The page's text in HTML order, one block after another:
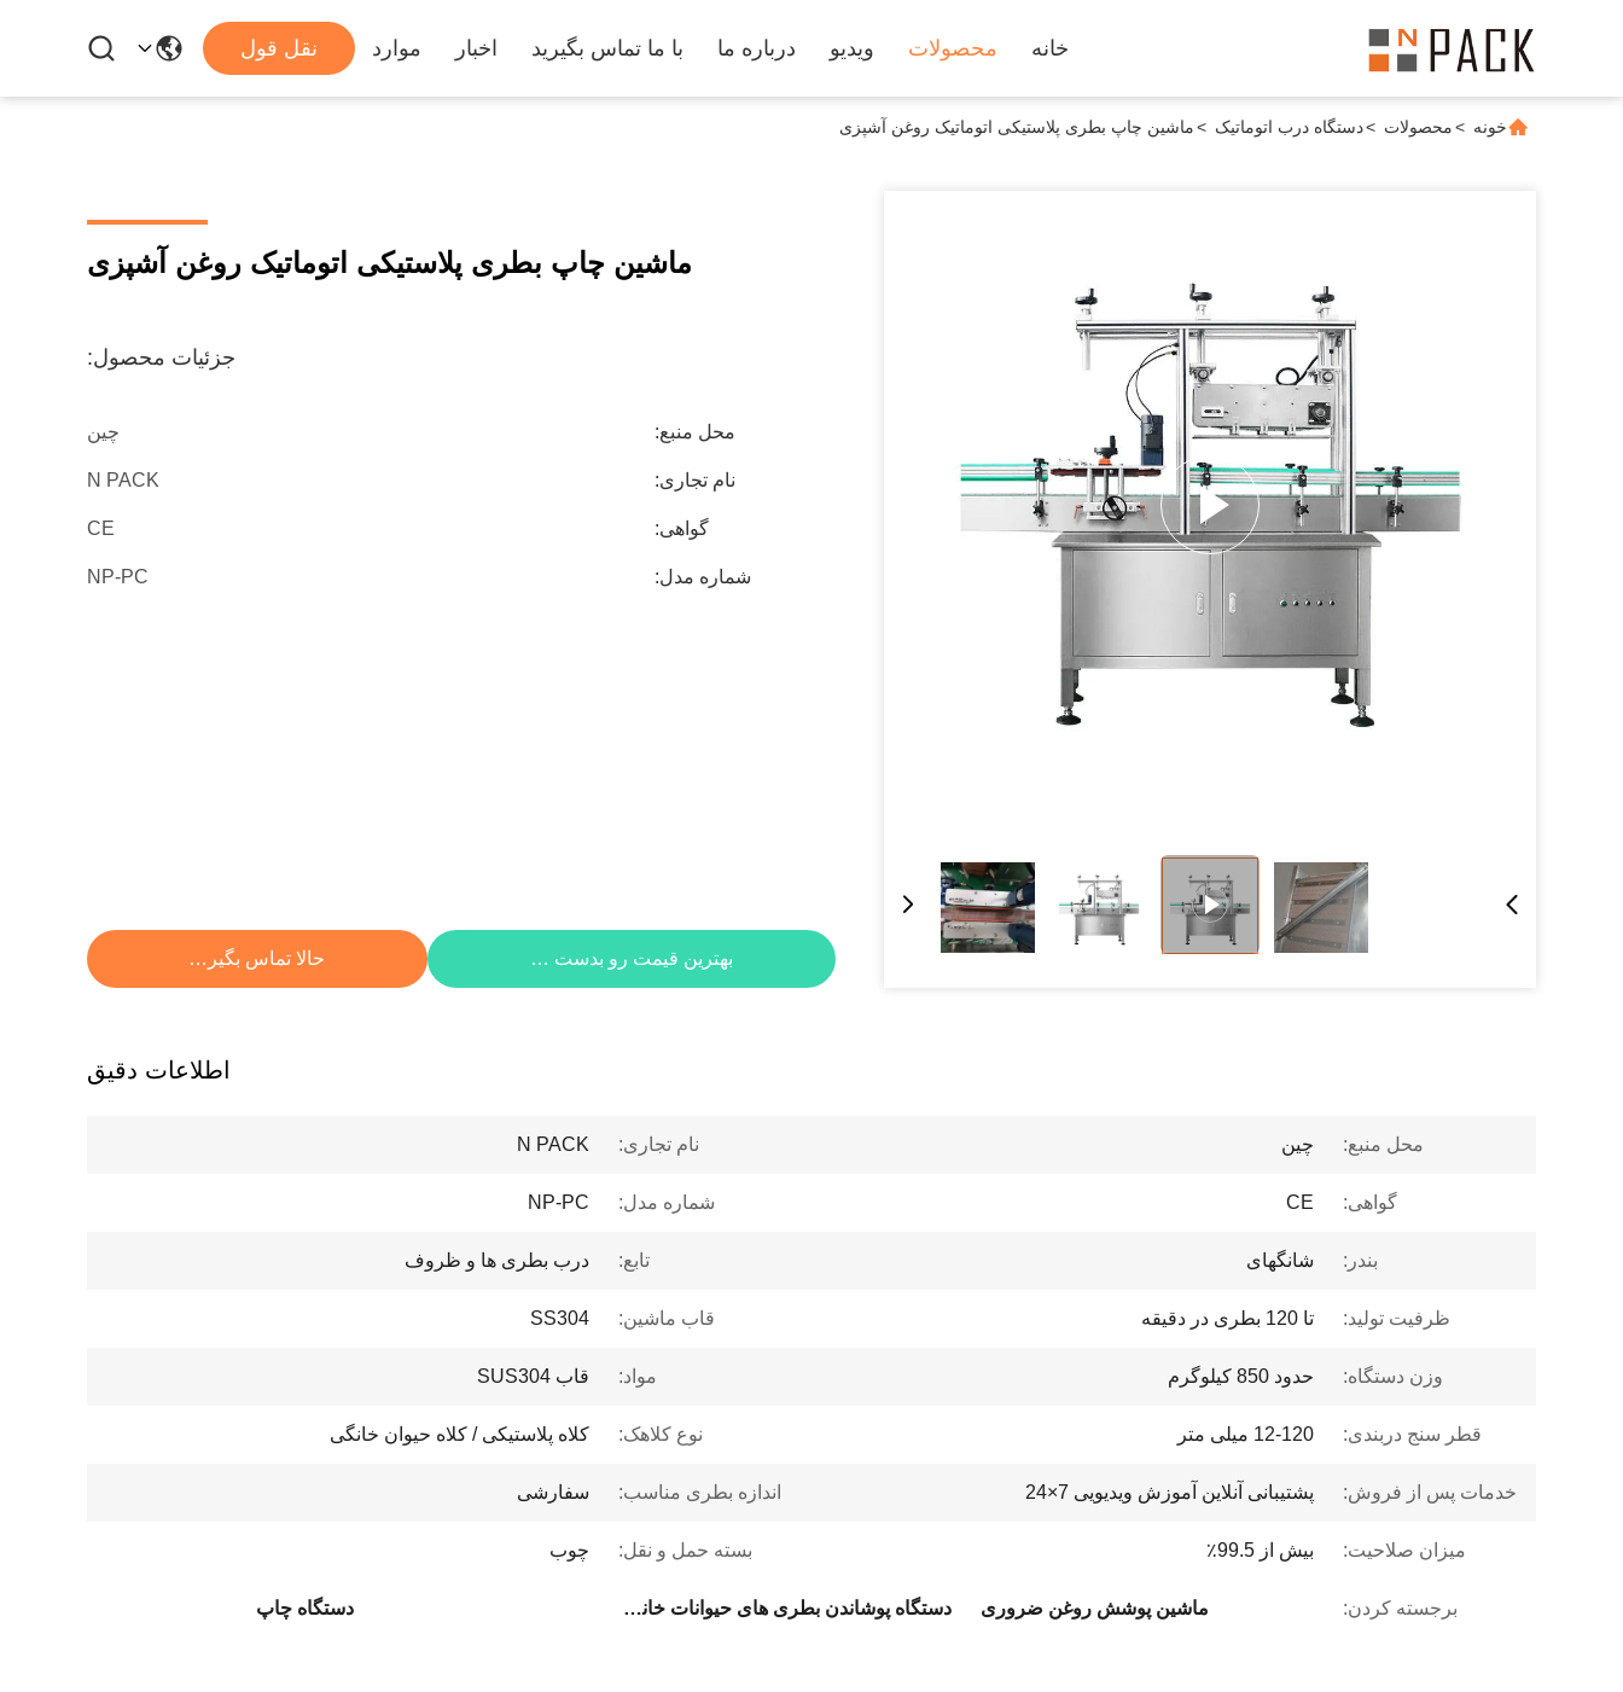
خانه محصولات ویدیو درباره ما با ما تماس بگیرید اخبار موارد نقل قول
خونه >محصولات >دستگاه درب اتوماتیک >ماشین چاپ بطری پلاستیکی اتوماتیک روغن آشپزی
ماشین چاپ بطری پلاستیکی اتوماتیک روغن آشپزی
جزئیات محصول:
محل منبع: چین
نام تجاری: N PACK
گواهی: CE
شماره مدل: NP-PC
بهترین قیمت رو بدست بیار حالا تماس بگیرید
اطلاعات دقیق
محل منبع: چین نام تجاری: N PACK
گواهی: CE شماره مدل: NP-PC
بندر: شانگهای تابع: درب بطری ها و ظروف
ظرفیت تولید: تا 120 بطری در دقیقه قاب ماشین: SS304
وزن دستگاه: حدود 850 کیلوگرم مواد: قاب SUS304
قطر سنج دربندی: 12-120 میلی متر نوع کلاهک: کلاه پلاستیکی / کلاه حیوان خانگی
خدمات پس از فروش: پشتیبانی آنلاین آموزش ویدیویی 7×24 اندازه بطری مناسب: سفارشی
میزان صلاحیت: بیش از 99.5٪ بسته حمل و نقل: چوب
برجسته کردن: ماشین پوشش روغن ضروری دستگاه پوشاندن بطری های حیوانات خانگی دستگاه چاپ